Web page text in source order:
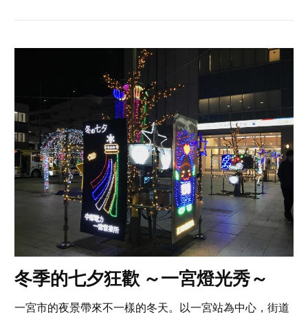
冬季的七夕狂歡 ～一宮燈光秀～
一宮市的夜景帶來不一樣的冬天。以一宮站為中心，街道